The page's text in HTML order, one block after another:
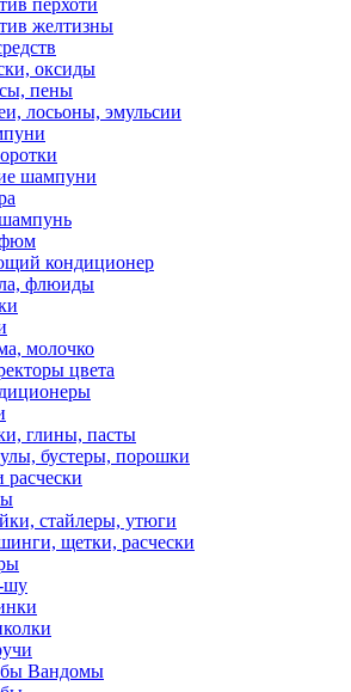
перхоти
желтизны
оксиды
пены
лосьоны, эмульсии
шампуни
кондиционер
флюиды
молочко
цвета
глины, пасты
бустеры, порошки
расчески
стайлеры, утюги
щетки, расчески
Вандомы